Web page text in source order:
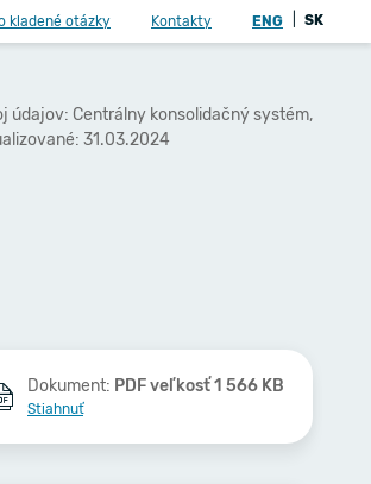
kladené otázky Kontakty ENG SK
údajov: Centrálny konsolidačný systém,
31.03.2024
Dokument: PDF veľkosť 1 566 KB
Stiahnuť